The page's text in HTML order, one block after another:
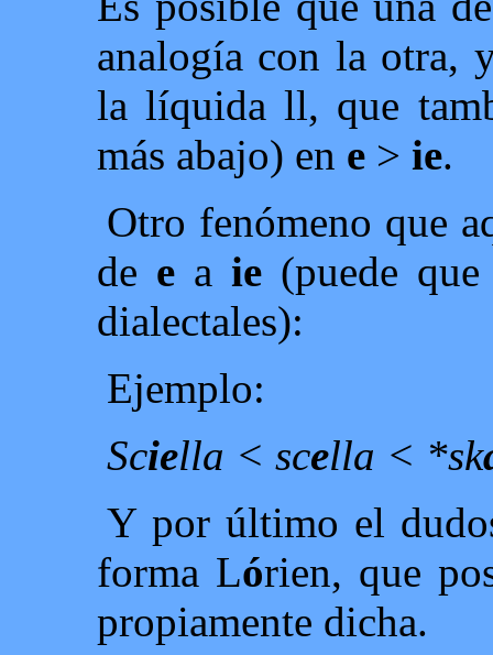
analogía con la otra,
la líquida ll, que
más abajo) en e > ie.
Otro fenómeno que
de e a ie (puede
dialectales):
Ejemplo:
Sciella < scella < *sk
Y por último el
forma Lórien, que
propiamente dicha.